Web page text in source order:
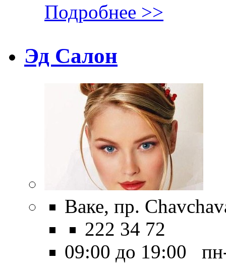
Подробнее >>
Эд Салон
Ваке, пр.
222 34 72
09:00 до 19:00